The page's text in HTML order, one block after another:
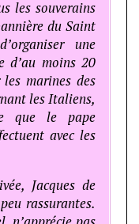
les souverains
du Saint
une
d’au moins 20
marines des
les Italiens,
que le pape
avec les
Jacques de
rassurantes.